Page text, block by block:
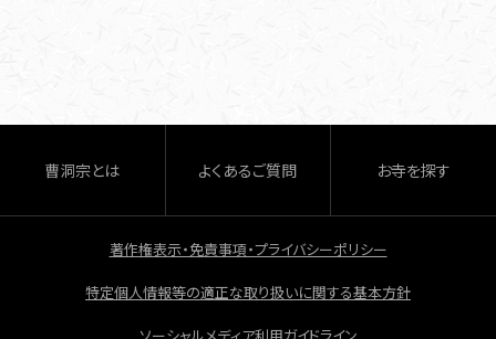
o
o
k
曹洞宗とは よくあるご質問 お寺を探す
著作権表示・免責事項・プライバシーポリシー
特定個人情報等の適正な取り扱いに関する基本方針